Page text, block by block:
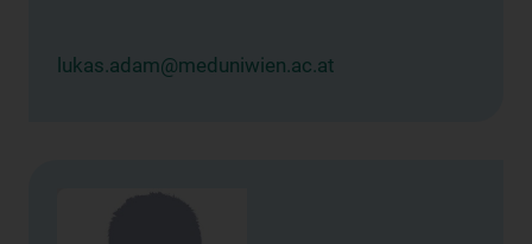
lukas.adam@meduniwien.ac.at